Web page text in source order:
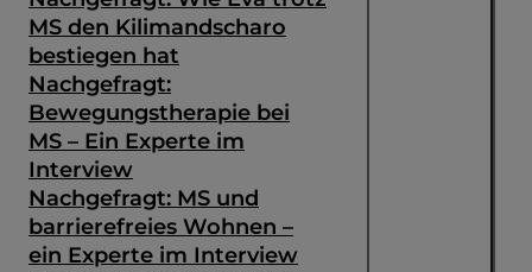
MS den Kilimandscharo
bestiegen hat
Nachgefragt:
Bewegungstherapie bei
MS – Ein Experte im
Interview
Nachgefragt: MS und
barrierefreies Wohnen –
ein Experte im Interview